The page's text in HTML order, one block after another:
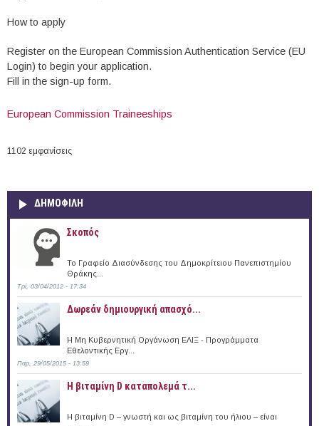
How to apply
Register on the European Commission Authentication Service (EU
Login) to begin your application.
Fill in the sign-up form.
European Commission Traineeships
1102 εμφανίσεις
ΔΗΜΟΦΙΛΗ
Σκοπός
Το Γραφείο Διασύνδεσης του Δημοκρίτειου Πανεπιστημίου
Θράκης...
Τρί, 03/04/2012 - 17:34
Δωρεάν δημιουργική απασχό...
Η Μη Κυβερνητική Οργάνωση ΕΛΙΞ - Προγράμματα
Εθελοντικής Εργ...
Παρ, 29/05/2015 - 13:59
Η βιταμίνη D καταπολεμά τ...
Η βιταμίνη D – γνωστή και ως βιταμίνη του ήλιου – είναι